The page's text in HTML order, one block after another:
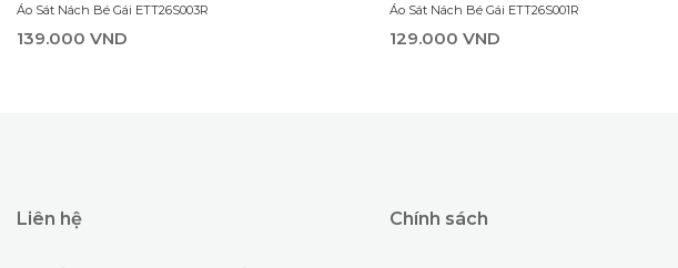
Áo Sát Nách Bé Gái ETT26S003R
139.000 VND
Áo Sát Nách Bé Gái ETT26S001R
129.000 VND
Liên hệ Chính sách